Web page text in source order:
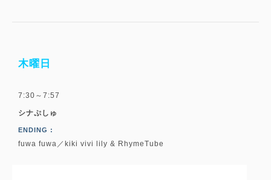
木曜日
7:30～7:57
シナぷしゅ
ENDING :
fuwa fuwa／kiki vivi lily & RhymeTube